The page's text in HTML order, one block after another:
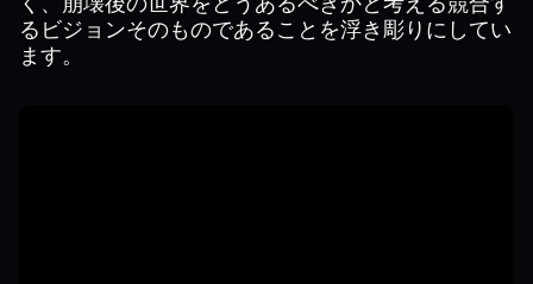
るビジョンそのものであることを浮き彫りにしてい
ます。